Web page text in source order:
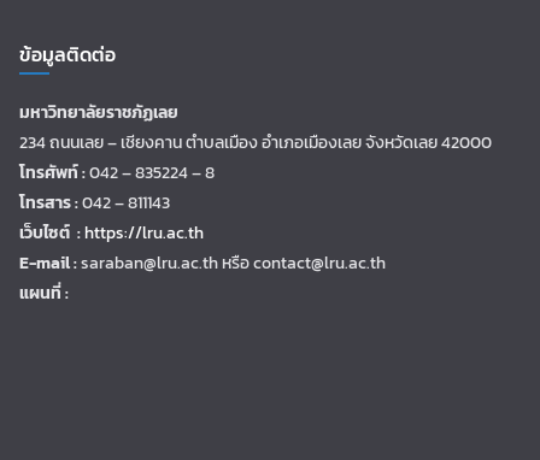
ข้อมูลติดต่อ
มหาวิทยาลัยราชภัฏเลย
234 ถนนเลย – เชียงคาน ตำบลเมือง อำเภอเมืองเลย จังหวัดเลย 42000
โทรศัพท์ :042 – 835224 – 8
โทรสาร :042 – 811143
เว็บไซต์ :https://lru.ac.th
E-mail :saraban@lru.ac.thหรือ contact@lru.ac.th
แผนที่ :